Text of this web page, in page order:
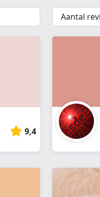
{{
__('Sort')
}}
9,4